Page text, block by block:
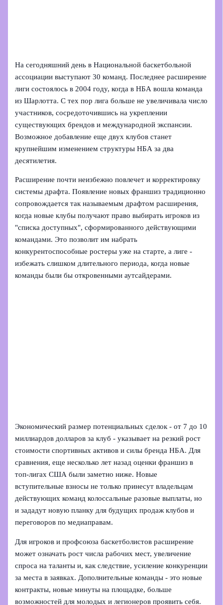
На сегодняшний день в Национальной баскетбольной
ассоциации выступают 30 команд. Последнее расширение
лиги состоялось в 2004 году, когда в НБА вошла команда
из Шарлотта. С тех пор лига больше не увеличивала число
участников, сосредоточившись на укреплении
существующих брендов и международной экспансии.
Возможное добавление еще двух клубов станет
крупнейшим изменением структуры НБА за два
десятилетия.
Расширение почти неизбежно повлечет и корректировку
системы драфта. Появление новых франшиз традиционно
сопровождается так называемым драфтом расширения,
когда новые клубы получают право выбирать игроков из
"списка доступных", сформированного действующими
командами. Это позволит им набрать
конкурентоспособные ростеры уже на старте, а лиге -
избежать слишком длительного периода, когда новые
команды были бы откровенными аутсайдерами.
Экономический размер потенциальных сделок - от 7 до 10
миллиардов долларов за клуб - указывает на резкий рост
стоимости спортивных активов и силы бренда НБА. Для
сравнения, еще несколько лет назад оценки франшиз в
топ‑лигах США были заметно ниже. Новые
вступительные взносы не только принесут владельцам
действующих команд колоссальные разовые выплаты, но
и зададут новую планку для будущих продаж клубов и
переговоров по медиаправам.
Для игроков и профсоюза баскетболистов расширение
может означать рост числа рабочих мест, увеличение
спроса на таланты и, как следствие, усиление конкуренции
за места в заявках. Дополнительные команды - это новые
контракты, новые минуты на площадке, больше
возможностей для молодых и легионеров проявить себя.